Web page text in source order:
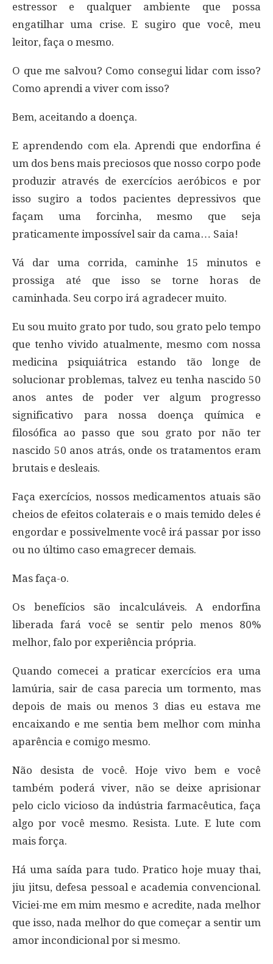
estressor e qualquer ambiente que possa
engatilhar uma crise. E sugiro que você, meu
leitor, faça o mesmo.
O que me salvou? Como consegui lidar com isso?
Como aprendi a viver com isso?
Bem, aceitando a doença.
E aprendendo com ela. Aprendi que endorfina é
um dos bens mais preciosos que nosso corpo pode
produzir através de exercícios aeróbicos e por
isso sugiro a todos pacientes depressivos que
façam uma forcinha, mesmo que seja
praticamente impossível sair da cama… Saia!
Vá dar uma corrida, caminhe 15 minutos e
prossiga até que isso se torne horas de
caminhada. Seu corpo irá agradecer muito.
Eu sou muito grato por tudo, sou grato pelo tempo
que tenho vivido atualmente, mesmo com nossa
medicina psiquiátrica estando tão longe de
solucionar problemas, talvez eu tenha nascido 50
anos antes de poder ver algum progresso
significativo para nossa doença química e
filosófica ao passo que sou grato por não ter
nascido 50 anos atrás, onde os tratamentos eram
brutais e desleais.
Faça exercícios, nossos medicamentos atuais são
cheios de efeitos colaterais e o mais temido deles é
engordar e possivelmente você irá passar por isso
ou no último caso emagrecer demais.
Mas faça-o.
Os benefícios são incalculáveis. A endorfina
liberada fará você se sentir pelo menos 80%
melhor, falo por experiência própria.
Quando comecei a praticar exercícios era uma
lamúria, sair de casa parecia um tormento, mas
depois de mais ou menos 3 dias eu estava me
encaixando e me sentia bem melhor com minha
aparência e comigo mesmo.
Não desista de você. Hoje vivo bem e você
também poderá viver, não se deixe aprisionar
pelo ciclo vicioso da indústria farmacêutica, faça
algo por você mesmo. Resista. Lute. E lute com
mais força.
Há uma saída para tudo. Pratico hoje muay thai,
jiu jitsu, defesa pessoal e academia convencional.
Viciei-me em mim mesmo e acredite, nada melhor
que isso, nada melhor do que começar a sentir um
amor incondicional por si mesmo.